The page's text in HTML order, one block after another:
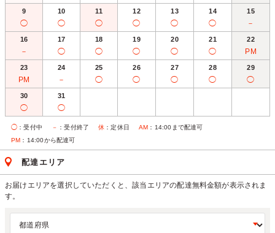
9
◯
10
◯
11
◯
12
◯
13
◯
14
◯
15
－
16
－
17
◯
18
◯
19
◯
20
◯
21
◯
22
PM
23
PM
24
－
25
◯
26
◯
27
◯
28
◯
29
◯
30
◯
31
◯
◯ ：受付中 － ：受付終了 休 ：定休日 AM ：14:00まで配達可
PM ：14:00から配達可
配達エリア
お届けエリアを選択していただくと、該当エリアの配達無料金額が表示されま
す。